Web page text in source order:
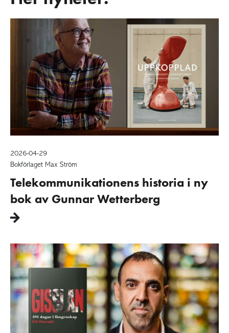
2026-04-29
Bokförlaget Max Ström
Telekommunikationens historia i ny
bok av Gunnar Wetterberg